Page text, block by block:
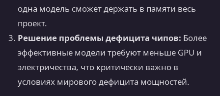
одна модель сможет держать в памяти весь
проект.
Решение проблемы дефицита чипов: Более
эффективные модели требуют меньше GPU и
электричества, что критически важно в
условиях мирового дефицита мощностей.